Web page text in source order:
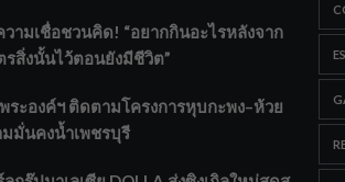
วามเชื่อชวนคิด! “อยากกินอะไรหลังจาก
รสิ่งนั้นไว้ตอนยังมีชีวิต”
ระองค์ฯ ติดตามโครงการหุบกะพง–ห้วย
มมั่นคงน้ำเพชรบุรี